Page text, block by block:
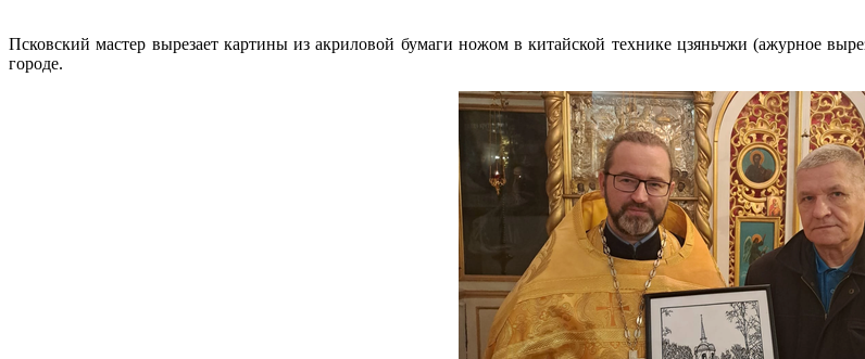
Псковский мастер вырезает картины из акриловой бумаги ножом в китайской технике цзяньчжи (ажурное
городе.